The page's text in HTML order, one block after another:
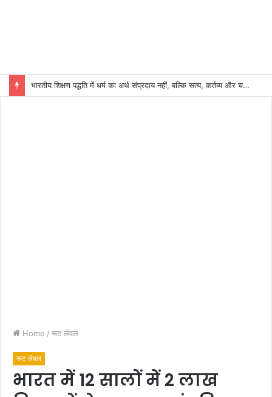
भारतीय शिक्षण पद्धति में धर्म का अर्थ संप्रदाय नहीं, बल्कि सत्य, कर्तव्य और चरित्र निर्माण है: विजय प्रकाश
Home / रूट लेवल
रूट लेवल
भारत में 12 सालों में 2 लाख